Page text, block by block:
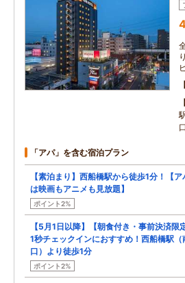
「アパ」を含む宿泊プラン
【素泊まり】西船橋駅から徒歩1分！【ア
は映画もアニメも見放題】
ポイント2%
【5月1日以降】【朝食付き・事前決済限定
1秒チェックインにおすすめ！西船橋駅（
口）より徒歩1分
ポイント2%